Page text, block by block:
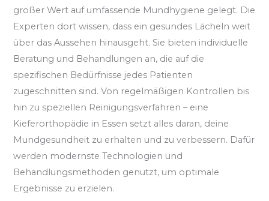
großer Wert auf umfassende Mundhygiene gelegt. Die
Experten dort wissen, dass ein gesundes Lächeln weit
über das Aussehen hinausgeht. Sie bieten individuelle
Beratung und Behandlungen an, die auf die
spezifischen Bedürfnisse jedes Patienten
zugeschnitten sind. Von regelmäßigen Kontrollen bis
hin zu speziellen Reinigungsverfahren – eine
Kieferorthopädie in Essen setzt alles daran, deine
Mundgesundheit zu erhalten und zu verbessern. Dafür
werden modernste Technologien und
Behandlungsmethoden genutzt, um optimale
Ergebnisse zu erzielen.